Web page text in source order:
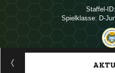
Staffel-
Spielklasse: D-